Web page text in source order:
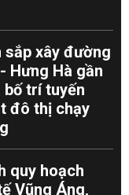
sắp xây đường
Hưng Hà gần
bố trí tuyến
đô thị chạy
quy hoạch
Vũng Áng,